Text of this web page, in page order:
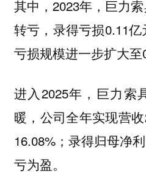
其中，2023年，巨力
转亏，录得亏损0.11
亏损规模进一步扩大至
进入2025年，巨力索
暖，公司全年实现营
16.08%；录得归母净
亏为盈。